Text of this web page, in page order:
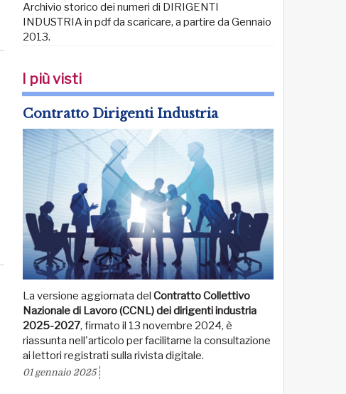
Archivio storico dei numeri di DIRIGENTI
INDUSTRIA in pdf da scaricare, a partire da Gennaio
2013.
I più visti
Contratto Dirigenti Industria
La versione aggiornata del Contratto Collettivo
Nazionale di Lavoro (CCNL) dei dirigenti industria
2025-2027, firmato il 13 novembre 2024, è
riassunta nell'articolo per facilitarne la consultazione
ai lettori registrati sulla rivista digitale.
01 gennaio 2025